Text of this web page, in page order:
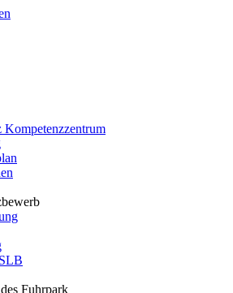
Kompetenzzentrum
Fuhrpark